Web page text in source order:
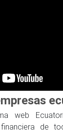
web
de